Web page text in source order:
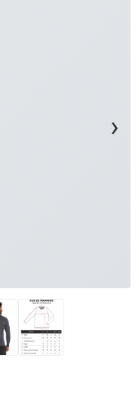
›